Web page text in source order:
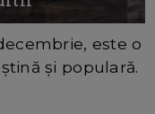
este o
și populară.